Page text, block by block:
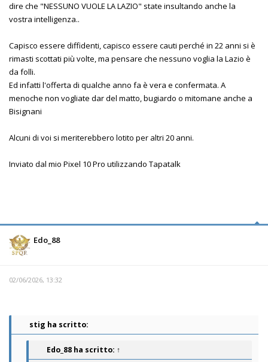
dire che "NESSUNO VUOLE LA LAZIO" state insultando anche la
vostra intelligenza..
Capisco essere diffidenti, capisco essere cauti perché in 22 anni si è
rimasti scottati più volte, ma pensare che nessuno voglia la Lazio è
da folli.
Ed infatti l'offerta di qualche anno fa è vera e confermata. A
menoche non vogliate dar del matto, bugiardo o mitomane anche a
Bisignani
Alcuni di voi si meriterebbero lotito per altri 20 anni.
Inviato dal mio Pixel 10 Pro utilizzando Tapatalk
Edo_88
02/06/2026, 13:32
stig ha scritto:
Edo_88 ha scritto: ↑